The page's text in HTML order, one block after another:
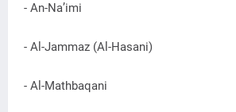
- An-Na’imi
- Al-Jammaz (Al-Hasani)
- Al-Mathbaqani